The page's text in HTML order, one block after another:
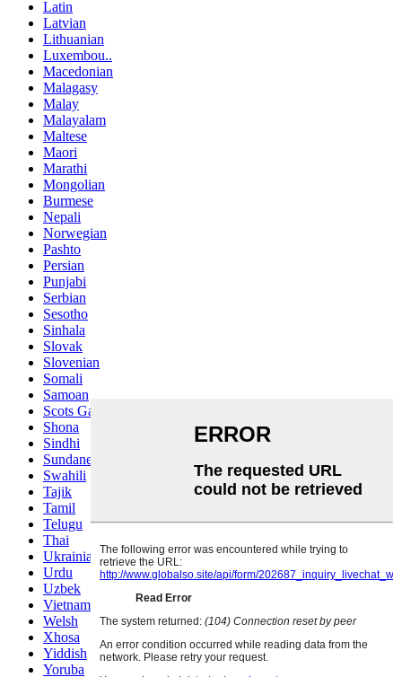
Latin
Latvian
Lithuanian
Luxembou..
Macedonian
Malagasy
Malay
Malayalam
Maltese
Maori
Marathi
Mongolian
Burmese
Nepali
Norwegian
Pashto
Persian
Punjabi
Serbian
Sesotho
Sinhala
Slovak
Slovenian
Somali
Samoan
Scots Gaelic
Shona
Sindhi
Sundanese
Swahili
Tajik
Tamil
Telugu
Thai
Ukrainian
Urdu
Uzbek
Vietnamese
Welsh
Xhosa
Yiddish
Yoruba